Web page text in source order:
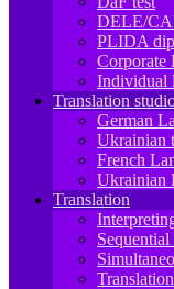
DELE/
PLIDA
Corporate
Individual
Translation
German
Ukrainian
French
Ukrainian
Translation